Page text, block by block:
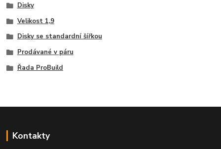
Disky
Velikost 1,9
Disky se standardní šířkou
Prodávané v páru
Řada ProBuild
Kontakty